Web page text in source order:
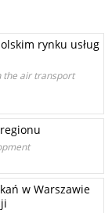
rynku usług
the air transport
w Warszawie